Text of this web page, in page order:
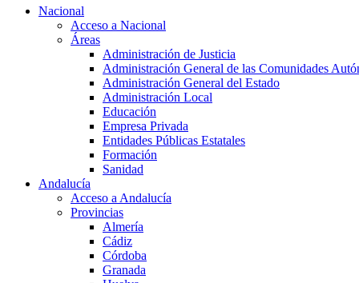
Nacional
Acceso a Nacional
Áreas
Administración de Justicia
Administración General de las Comunidades
Administración General del Estado
Administración Local
Educación
Empresa Privada
Entidades Públicas Estatales
Formación
Sanidad
Andalucía
Acceso a Andalucía
Provincias
Almería
Cádiz
Córdoba
Granada